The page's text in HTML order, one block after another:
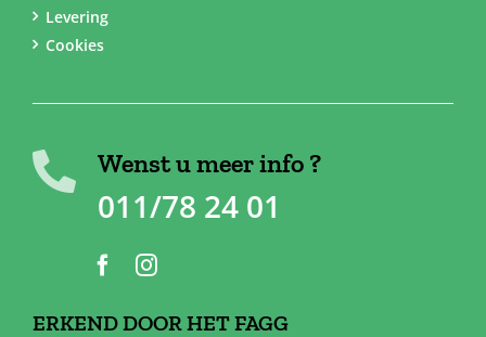
Levering
Cookies
Wenst u meer info ?
011/78 24 01
ERKEND DOOR HET FAGG